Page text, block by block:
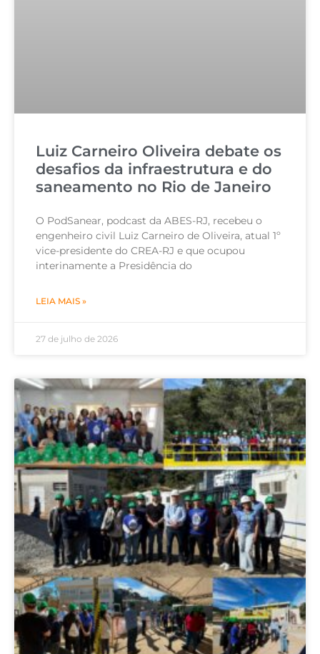
Luiz Carneiro Oliveira debate os
desafios da infraestrutura e do
saneamento no Rio de Janeiro
O PodSanear, podcast da ABES-RJ, recebeu o
engenheiro civil Luiz Carneiro de Oliveira, atual 1º
vice-presidente do CREA-RJ e que ocupou
interinamente a Presidência do
LEIA MAIS »
27 de julho de 2026